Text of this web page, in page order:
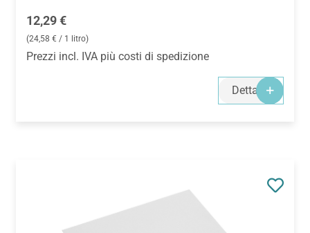
Prezzo normale:
12,29 €
(24,58 € / 1 litro)
Prezzi incl. IVA più costi di spedizione
Dettagli